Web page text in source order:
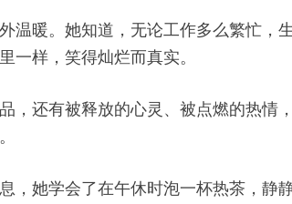
暖。她知道，无论工作多么繁忙，
一样，笑得灿烂而真实。
还有被释放的心灵、被点燃的热情
她学会了在午休时泡一杯热茶，静